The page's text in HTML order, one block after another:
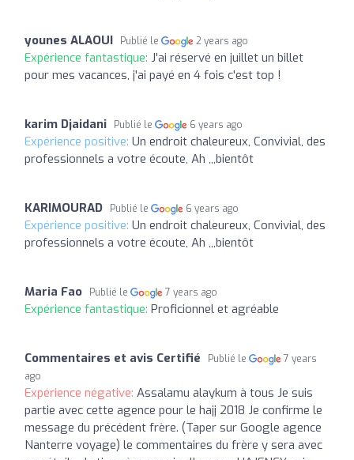
younes ALAOUI Publié le 2 years ago
Expérience fantastique: J'ai réservé en juillet un billet
pour mes vacances, j'ai payé en 4 fois c'est top !
karim Djaidani Publié le 6 years ago
Expérience positive: Un endroit chaleureux, Convivial, des
professionnels a votre écoute, Ah ,,,bientôt
KARIMOURAD Publié le 6 years ago
Expérience positive: Un endroit chaleureux, Convivial, des
professionnels a votre écoute, Ah ,,,bientôt
Maria Fao Publié le 7 years ago
Expérience fantastique: Proficionnel et agréable
Commentaires et avis Certifié Publié le
7 years
ago
Expérience négative: Assalamu alaykum à tous Je suis
partie avec cette agence pour le hajj 2018 Je confirme le
message du précédent frère. (Taper sur Google agence
Nanterre voyage) le commentaires du frère y sera avec